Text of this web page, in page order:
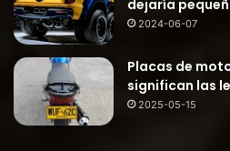
dejaría
2024-06-07
Placas de
significan las
2025-05-15